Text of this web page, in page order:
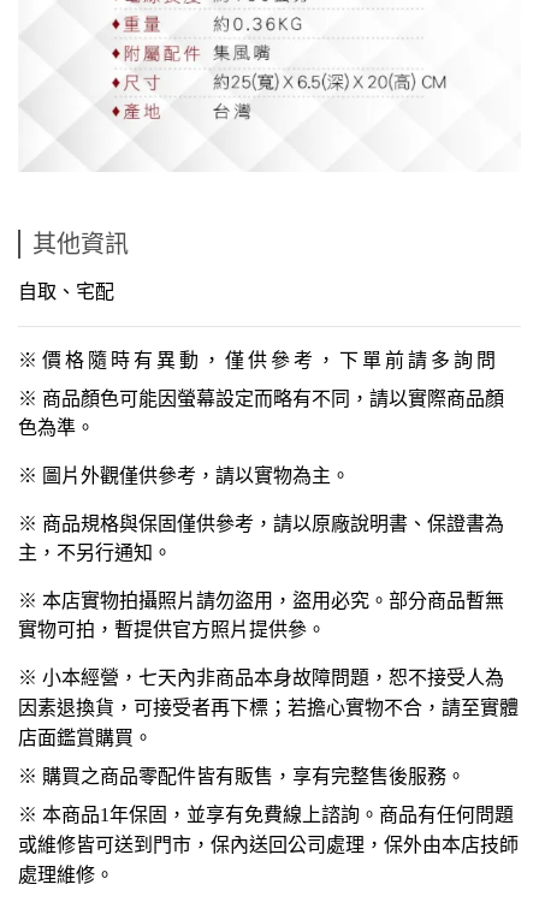
其他資訊
自取、宅配
※ 價格隨時有異動，僅供參考，下單前請多詢問
※ 商品顏色可能因螢幕設定而略有不同，請以實際商品顏
色為準。
※ 圖片外觀僅供參考，請以實物為主。
※ 商品規格與保固僅供參考，請以原廠說明書、保證書為
主，不另行通知。
※ 本店實物拍攝照片請勿盜用，盜用必究。部分商品暫無
實物可拍，暫提供官方照片提供參。
※ 小本經營，七天內非商品本身故障問題，恕不接受人為
因素退換貨，可接受者再下標；若擔心實物不合，請至實體
店面鑑賞購買。
※ 購買之商品零配件皆有販售，享有完整售後服務。
※ 本商品1年保固，並享有免費線上諮詢。商品有任何問題
或維修皆可送到門市，保內送回公司處理，保外由本店技師
處理維修。